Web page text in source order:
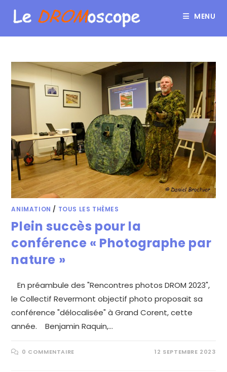
MENU
ANIMATION / TOUS LES THÈMES
Plein succès pour la
conférence « Photographe par
nature »
En préambule des "Rencontres photos DROM 2023",
le Collectif Revermont objectif photo proposait sa
conférence "délocalisée" à Grand Corent, cette
année. Benjamin Raquin,…
0 COMMENTAIRE 12 SEPTEMBRE 2023